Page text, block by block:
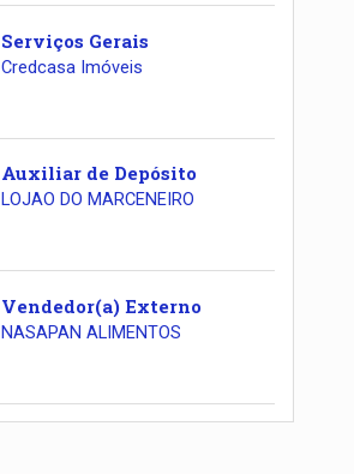
Serviços Gerais
Credcasa Imóveis
Auxiliar de Depósito
LOJAO DO MARCENEIRO
Vendedor(a) Externo
NASAPAN ALIMENTOS